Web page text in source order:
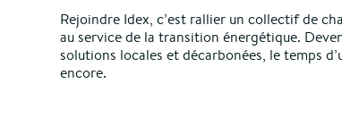
Rejoindre Idex, c’est rallier un collectif de
au service de la transition énergétique.
solutions locales et décarbonées, le temps
encore.